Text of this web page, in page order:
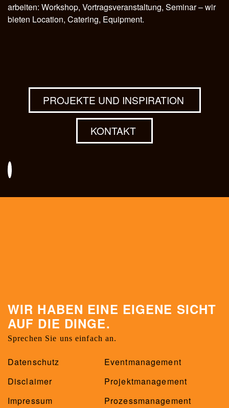
arbeiten: Workshop, Vortragsveranstaltung, Seminar – wir
bieten Location, Catering, Equipment.
PROJEKTE UND INSPIRATION
KONTAKT
WIR HABEN EINE EIGENE SICHT
AUF DIE DINGE.
Sprechen Sie uns einfach an.
Datenschutz
Disclaimer
Impressum
Eventmanagement
Projektmanagement
Prozessmanagement